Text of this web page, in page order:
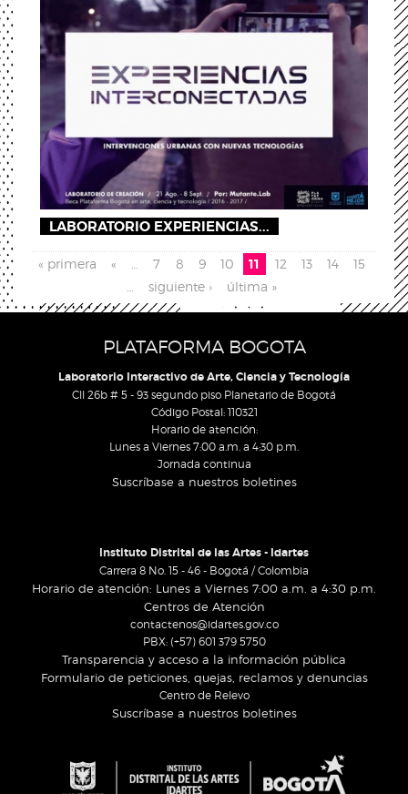
LABORATORIO EXPERIENCIAS...
Páginas
« primera « 7 8 9 10 11 12 13 14
15
siguiente › última »
PLATAFORMA BOGOTA
Laboratorio Interactivo de Arte, Ciencia y Tecnología
Cll 26b # 5 - 93 segundo piso Planetario de Bogotá
Código Postal: 110321
Horario de atención:
Lunes a Viernes 7:00 a.m. a 4:30 p.m.
Jornada continua
Suscríbase a nuestros boletines
Instituto Distrital de las Artes - Idartes
Carrera 8 No. 15 - 46 - Bogotá / Colombia
Horario de atención: Lunes a Viernes 7:00 a.m. a 4:30 p.m.
Centros de Atención
contactenos@idartes.gov.co
PBX: (+57) 601 379 5750
Transparencia y acceso a la información pública
Formulario de peticiones, quejas, reclamos y denuncias
Centro de Relevo
Suscríbase a nuestros boletines